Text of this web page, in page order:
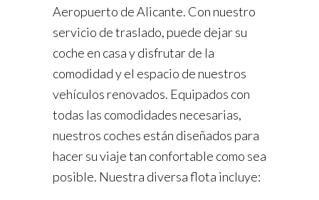
Aeropuerto de Alicante. Con nuestro
servicio de traslado, puede dejar su
coche en casa y disfrutar de la
comodidad y el espacio de nuestros
vehículos renovados. Equipados con
todas las comodidades necesarias,
nuestros coches están diseñados para
hacer su viaje tan confortable como sea
posible. Nuestra diversa flota incluye: